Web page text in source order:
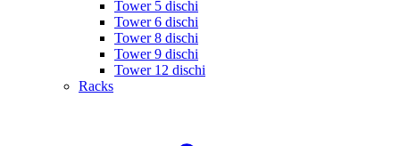
Tower 5 dischi
Tower 6 dischi
Tower 8 dischi
Tower 9 dischi
Tower 12 dischi
Racks